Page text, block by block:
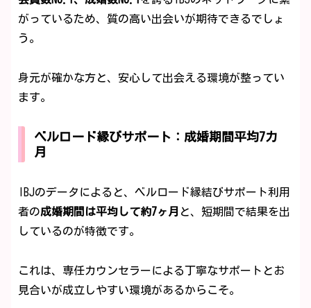
がっているため、質の高い出会いが期待できるでしょ
う。
身元が確かな方と、安心して出会える環境が整ってい
ます。
ベルロード縁びサポート：成婚期間平均7カ
月
IBJのデータによると、ベルロード縁結びサポート利用
者の成婚期間は平均して約7ヶ月 と、短期間で結果を出
しているのが特徴です。
これは、専任カウンセラーによる丁寧なサポートとお
見合いが成立しやすい環境があるからこそ。